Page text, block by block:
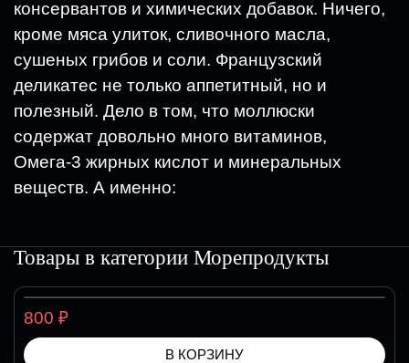
консервантов и химических добавок. Ничего,
кроме мяса улиток, сливочного масла,
сушеных грибов и соли. Французский
деликатес не только аппетитный, но и
полезный. Дело в том, что моллюски
содержат довольно много витаминов,
Омега-3 жирных кислот и минеральных
веществ. А именно:
Товары в категории Морепродукты
800 ₽
В КОРЗИНУ